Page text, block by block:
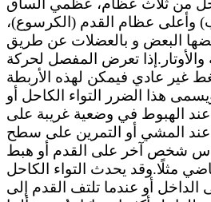
من ثلاث عظام، عظمي الساق
وأعلى عظام القدم (الكرسوع)،
البعض و بالعضلات عن طريق
تعرض المفصل لحركة
غير عادي فيمكن لهذه الأربطة
هذا الضرر التواء الكاحل أو
الهبوط في وضعية غريبة على
عند المشي أو التمرين على سطح
داس شخص آخر على القدم أو هبط
مثلًا.وقد يحدث التواء الكاحل
الداخل أو عندما تلتف القدم إلى